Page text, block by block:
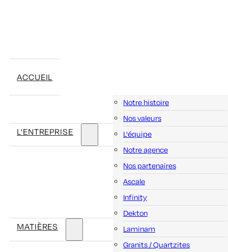
ACCUEIL
L'ENTREPRISE
Notre histoire
Nos valeurs
L'équipe
Notre agence
Nos partenaires
MATIÈRES
Ascale
Infinity
Dekton
Laminam
Granits / Quartzites